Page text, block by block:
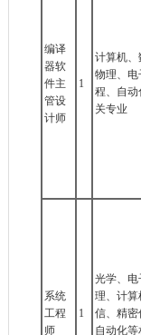
编译
器软
件主
管设
计师
1
计算机、
物理、电
程、自动
关专业
系统
工程
师
1
光学、电
理、计算
信、精密
自动化